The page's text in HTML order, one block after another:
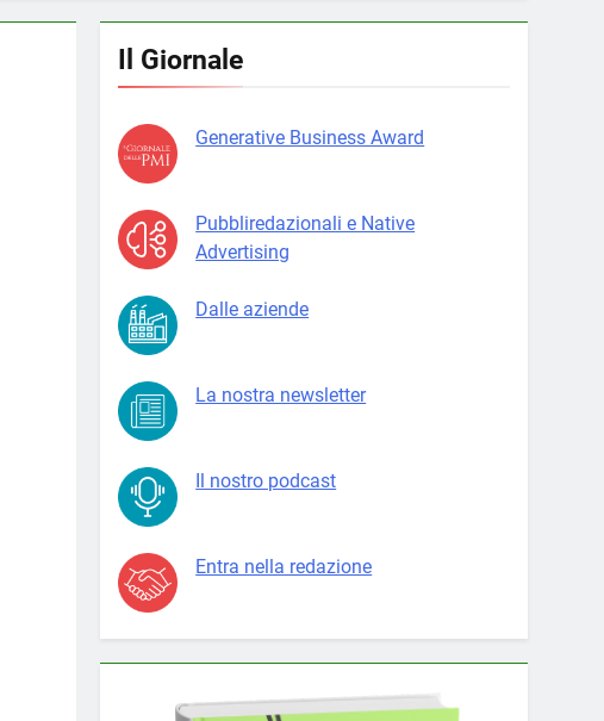
Il Giornale
Generative Business Award
Pubbliredazionali e Native
Advertising
Dalle aziende
La nostra newsletter
Il nostro podcast
Entra nella redazione